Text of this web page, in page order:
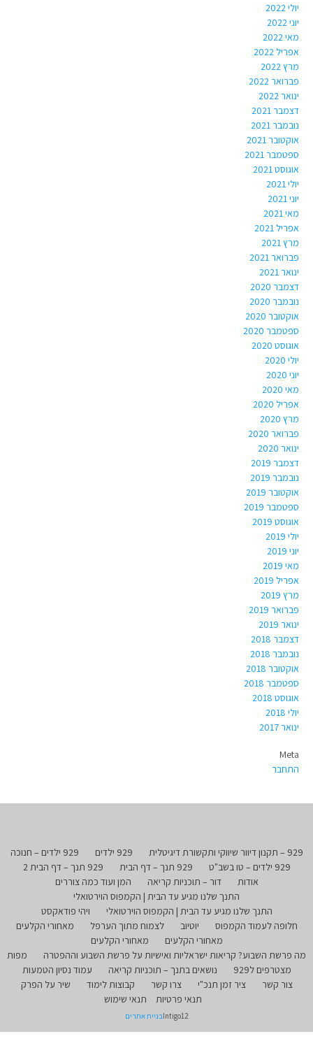
יולי 2022
יוני 2022
מאי 2022
אפריל 2022
מרץ 2022
פברואר 2022
ינואר 2022
דצמבר 2021
נובמבר 2021
אוקטובר 2021
ספטמבר 2021
אוגוסט 2021
יולי 2021
יוני 2021
מאי 2021
אפריל 2021
מרץ 2021
פברואר 2021
ינואר 2021
דצמבר 2020
נובמבר 2020
אוקטובר 2020
ספטמבר 2020
אוגוסט 2020
יולי 2020
יוני 2020
מאי 2020
אפריל 2020
מרץ 2020
פברואר 2020
ינואר 2020
דצמבר 2019
נובמבר 2019
אוקטובר 2019
ספטמבר 2019
אוגוסט 2019
יולי 2019
יוני 2019
מאי 2019
אפריל 2019
מרץ 2019
פברואר 2019
ינואר 2019
דצמבר 2018
נובמבר 2018
אוקטובר 2018
ספטמבר 2018
אוגוסט 2018
יולי 2018
ינואר 2017
Meta
התחבר
929 – תקנון דיוור שיווקי ותקשורת דיגיטלית 929 ילדים
929 ילדים – חנוכה
929 ילדים – טו בשב"ט
929 תנך – דף הבית
929 תנך – דף הבית 2
אודות
דור – תוכניות קריאה
המן ועוד כמה צוררים
התנך שלנו מגיע עד הבית | הקמפוס הוירטואלי
התנך שלנו מגיע עד הבית | הקמפוס הוירטואלי
ויהי פודאקסט
חלופה לעמוד הקמפוס
יוטיוב לצמוח מתוך הערפל
מאחורי הקלעים
מאחורי הקלעים
מאחורי הקלעים
מה פרשת השבוע? קריאות ישראליות ואישיות על פרשת השבוע וההפטרה
מפות
מצטרפים ל929
נושאים בתנך – תוכניות קריאה
עמוד נסיון הטמעות
צור קשר
ציר זמן תנכ"י צרו קשר קבוצות לימוד
שיר על הפרק
תנאי פרטיות
תנאי שימוש
Intigo12בניית אתרים